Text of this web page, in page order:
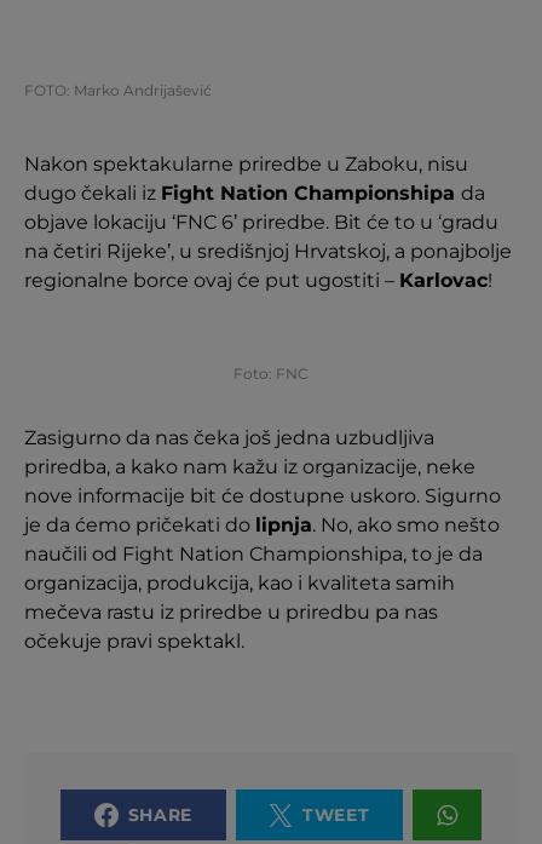
FOTO: Marko Andrijašević
Nakon spektakularne priredbe u Zaboku, nisu
dugo čekali iz Fight Nation Championshipa da
objave lokaciju ‘FNC 6’ priredbe. Bit će to u ‘gradu
na četiri Rijeke’, u središnjoj Hrvatskoj, a ponajbolje
regionalne borce ovaj će put ugostiti – Karlovac!
Foto: FNC
Zasigurno da nas čeka još jedna uzbudljiva
priredba, a kako nam kažu iz organizacije, neke
nove informacije bit će dostupne uskoro. Sigurno
je da ćemo pričekati do lipnja. No, ako smo nešto
naučili od Fight Nation Championshipa, to je da
organizacija, produkcija, kao i kvaliteta samih
mečeva rastu iz priredbe u priredbu pa nas
očekuje pravi spektakl.
SHARE TWEET